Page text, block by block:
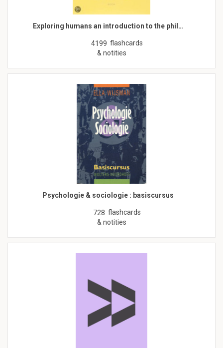
Exploring humans an introduction to the phil…
4199 flashcards
& notities
Psychologie & sociologie : basiscursus
728 flashcards
& notities